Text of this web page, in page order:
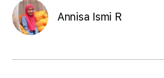
Annisa Ismi R